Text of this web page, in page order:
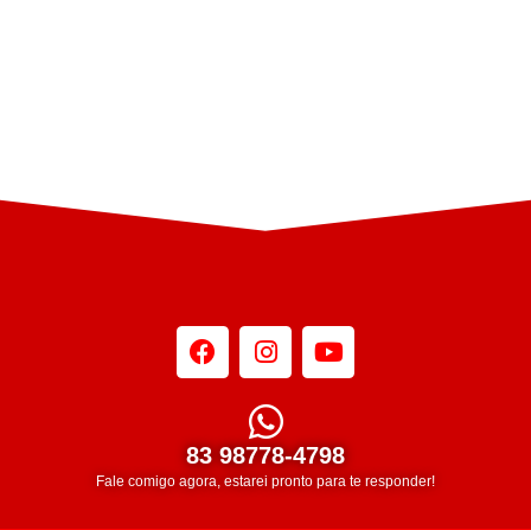
83 98778-4798
Fale comigo agora, estarei pronto para te responder!